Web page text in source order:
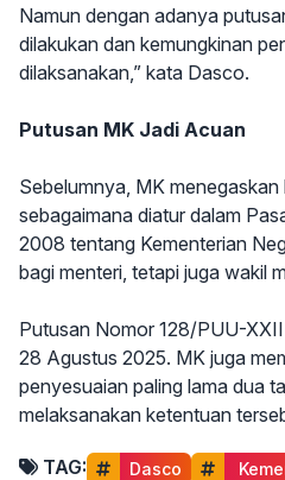
Namun dengan adanya
dilakukan dan kemungkinan
dilaksanakan,” kata Dasco.
Putusan MK Jadi Acuan
Sebelumnya, MK
sebagaimana diatur dalam
2008 tentang Kementerian
bagi menteri, tetapi juga wakil
Putusan Nomor 128/PUU-
28 Agustus 2025. MK juga
penyesuaian paling lama dua
melaksanakan ketentuan
TAG: Dasco